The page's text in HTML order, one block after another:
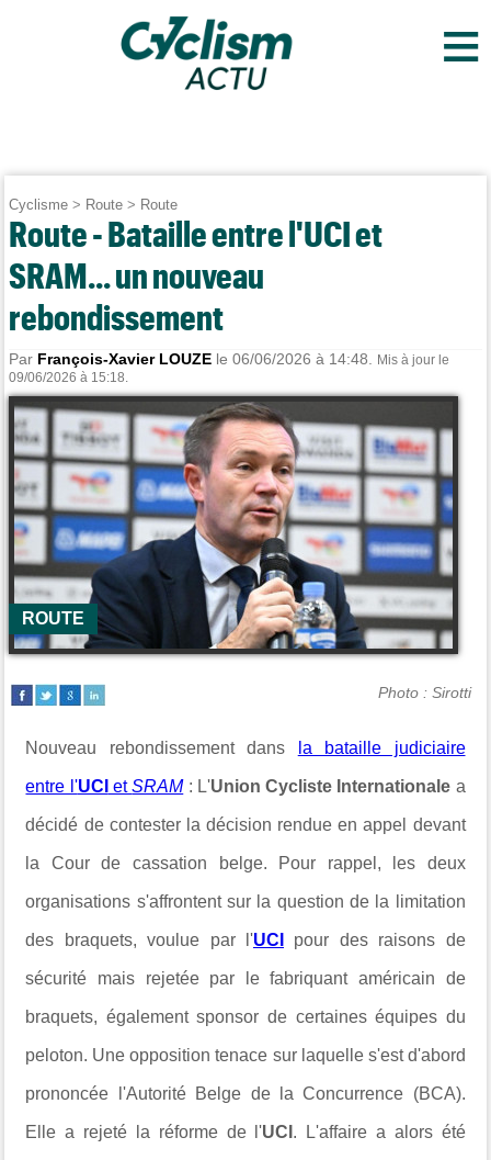
≡
Cyclisme > Route > Route
Route - Bataille entre l'UCI et
SRAM... un nouveau
rebondissement
Par François-Xavier LOUZE le 06/06/2026 à 14:48.
Mis à jour le
09/06/2026 à 15:18.
ROUTE
Photo : Sirotti
Nouveau rebondissement dans la bataille judiciaire
entre l'UCI etSRAM: L'Union Cycliste Internationale a
décidé de contester la décision rendue en appel devant
la Cour de cassation belge. Pour rappel, les deux
organisations s'affrontent sur la question de la limitation
des braquets, voulue par l'UCI pour des raisons de
sécurité mais rejetée par le fabriquant américain de
braquets, également sponsor de certaines équipes du
peloton. Une opposition tenace sur laquelle s'est d'abord
prononcée l'Autorité Belge de la Concurrence (BCA).
Elle a rejeté la réforme de l'UCI . L'affaire a alors été